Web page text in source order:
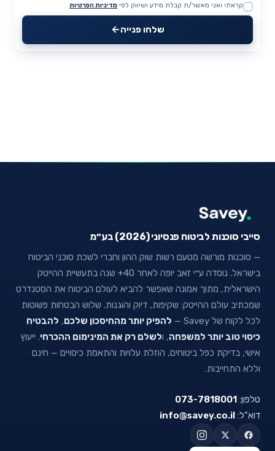
Website
קראתי ואני מאשר/ת קבלת מידע ושיווק לפי מדיניות הפרטיות
שלחו פנייה
סייבי סוכנות לביטוח פנסיוני (2026) בע״מ
— סוכנות מורשה מטעם רשות שוק ההון וחברי לשכת סוכני הביטוח
בישראל. נוסדה ע״י זאב יופה לאחר 40+ שנה בתעשיית ההייטק
הישראלית, מתוך אמונה שאפשר להביא לעולם הביטוח את הסטנדרט
שמכתיב עולם ההייטק: שקיפות, דיוק והוגנות. שלוש הבטחות פשוטות
לכל לקוח של Savey —
להפיק יותר מהחיסכון שלכם, להבטיח
כיסוי טוב יותר למשפחה, ולשלם רק את המינימום ההכרחי. ייעוץ
אישי, בדיקת כפל ביטוחים, הוזלת עלויות והתאמת כיסויים — חינם
וללא התחייבות.
טלפון: 073-7818001
דוא"ל: info@savey.co.il